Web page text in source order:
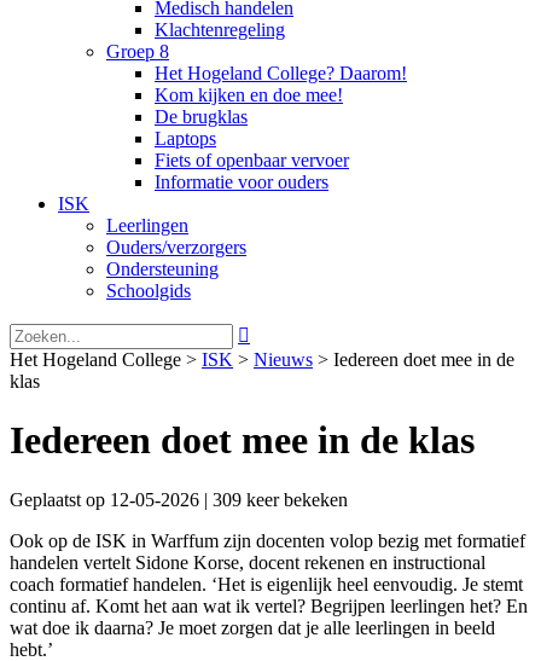
Medisch handelen
Klachtenregeling
Groep 8
Het Hogeland College? Daarom!
Kom kijken en doe mee!
De brugklas
Laptops
Fiets of openbaar vervoer
Informatie voor ouders
ISK
Leerlingen
Ouders/verzorgers
Ondersteuning
Schoolgids

Het Hogeland College > ISK > Nieuws > Iedereen doet mee in de
klas
Iedereen doet mee in de klas
Geplaatst op 12-05-2026 | 309 keer bekeken
Ook op de ISK in Warffum zijn docenten volop bezig met formatief
handelen vertelt Sidone Korse, docent rekenen en instructional
coach formatief handelen. ‘Het is eigenlijk heel eenvoudig. Je stemt
continu af. Komt het aan wat ik vertel? Begrijpen leerlingen het? En
wat doe ik daarna? Je moet zorgen dat je alle leerlingen in beeld
hebt.’